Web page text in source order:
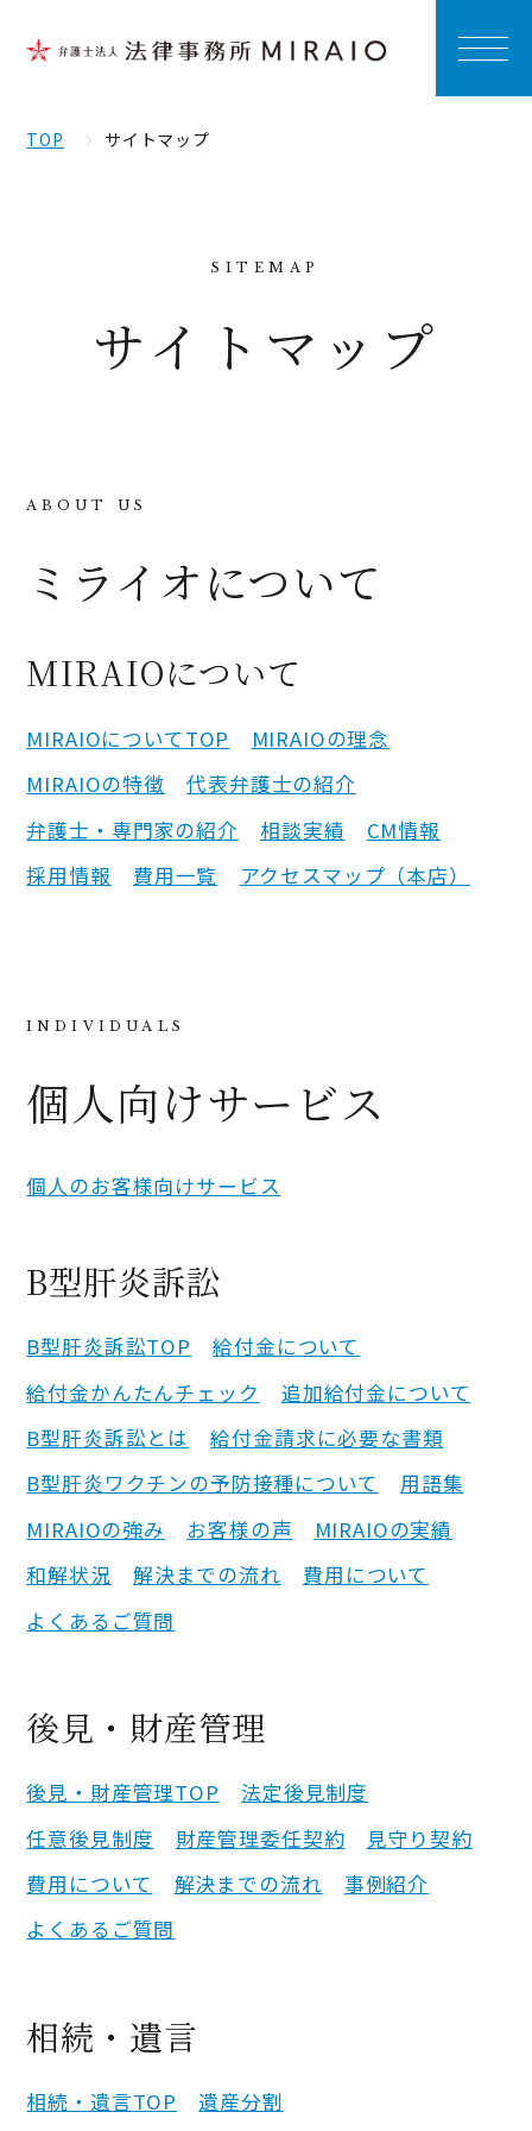
TOP サイトマップ
サイトマップ
ミライオについて
MIRAIOについて
MIRAIOについてTOP
MIRAIOの理念
MIRAIOの特徴
代表弁護士の紹介
弁護士・専門家の紹介
相談実績
CM情報
採用情報
費用一覧 アクセスマップ（本店）
個人向けサービス
個人のお客様向けサービス
B型肝炎訴訟
B型肝炎訴訟TOP
給付金について
給付金かんたんチェック
追加給付金について
B型肝炎訴訟とは
給付金請求に必要な書類
B型肝炎ワクチンの予防接種について
用語集
MIRAIOの強み
お客様の声
MIRAIOの実績
和解状況
解決までの流れ
費用について
よくあるご質問
後見・財産管理
後見・財産管理TOP
法定後見制度
任意後見制度
財産管理委任契約
見守り契約
費用について
解決までの流れ
事例紹介
よくあるご質問
相続・遺言
相続・遺言TOP 遺産分割